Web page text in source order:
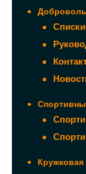
Списки
Кружковая